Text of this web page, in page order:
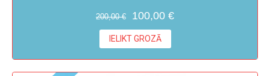
200,00 € 100,00 €
IELIKT GROZĀ